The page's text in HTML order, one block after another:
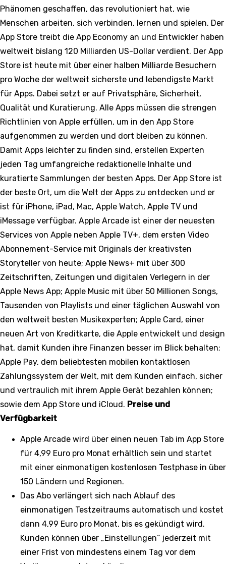
Phänomen geschaffen, das revolutioniert hat, wie
Menschen arbeiten, sich verbinden, lernen und spielen. Der
App Store treibt die App Economy an und Entwickler haben
weltweit bislang 120 Milliarden US-Dollar verdient. Der App
Store ist heute mit über einer halben Milliarde Besuchern
pro Woche der weltweit sicherste und lebendigste Markt
für Apps. Dabei setzt er auf Privatsphäre, Sicherheit,
Qualität und Kuratierung. Alle Apps müssen die strengen
Richtlinien von Apple erfüllen, um in den App Store
aufgenommen zu werden und dort bleiben zu können.
Damit Apps leichter zu finden sind, erstellen Experten
jeden Tag umfangreiche redaktionelle Inhalte und
kuratierte Sammlungen der besten Apps. Der App Store ist
der beste Ort, um die Welt der Apps zu entdecken und er
ist für iPhone, iPad, Mac, Apple Watch, Apple TV und
iMessage verfügbar. Apple Arcade ist einer der neuesten
Services von Apple neben Apple TV+, dem ersten Video
Abonnement-Service mit Originals der kreativsten
Storyteller von heute; Apple News+ mit über 300
Zeitschriften, Zeitungen und digitalen Verlegern in der
Apple News App; Apple Music mit über 50 Millionen Songs,
Tausenden von Playlists und einer täglichen Auswahl von
den weltweit besten Musikexperten; Apple Card, einer
neuen Art von Kreditkarte, die Apple entwickelt und design
hat, damit Kunden ihre Finanzen besser im Blick behalten;
Apple Pay, dem beliebtesten mobilen kontaktlosen
Zahlungssystem der Welt, mit dem Kunden einfach, sicher
und vertraulich mit ihrem Apple Gerät bezahlen können;
sowie dem App Store und iCloud. Preise und
Verfügbarkeit
Apple Arcade wird über einen neuen Tab im App Store
für 4,99 Euro pro Monat erhältlich sein und startet
mit einer einmonatigen kostenlosen Testphase in über
150 Ländern und Regionen.
Das Abo verlängert sich nach Ablauf des
einmonatigen Testzeitraums automatisch und kostet
dann 4,99 Euro pro Monat, bis es gekündigt wird.
Kunden können über „Einstellungen“ jederzeit mit
einer Frist von mindestens einem Tag vor dem